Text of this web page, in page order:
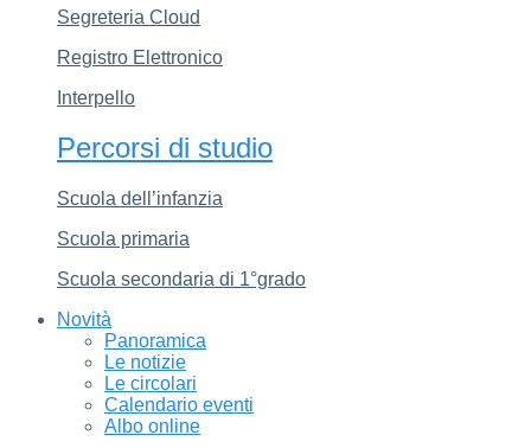
Segreteria Cloud
Registro Elettronico
Interpello
Percorsi di studio
Scuola dell’infanzia
Scuola primaria
Scuola secondaria di 1°grado
Novità
Panoramica
Le notizie
Le circolari
Calendario eventi
Albo online